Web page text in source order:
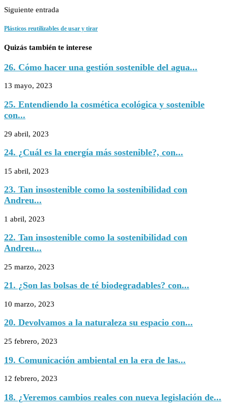
Siguiente entrada
Plásticos reutilizables de usar y tirar
Quizás también te interese
26. Cómo hacer una gestión sostenible del agua...
13 mayo, 2023
25. Entendiendo la cosmética ecológica y sostenible
con...
29 abril, 2023
24. ¿Cuál es la energía más sostenible?, con...
15 abril, 2023
23. Tan insostenible como la sostenibilidad con
Andreu...
1 abril, 2023
22. Tan insostenible como la sostenibilidad con
Andreu...
25 marzo, 2023
21. ¿Son las bolsas de té biodegradables? con...
10 marzo, 2023
20. Devolvamos a la naturaleza su espacio con...
25 febrero, 2023
19. Comunicación ambiental en la era de las...
12 febrero, 2023
18. ¿Veremos cambios reales con nueva legislación de...